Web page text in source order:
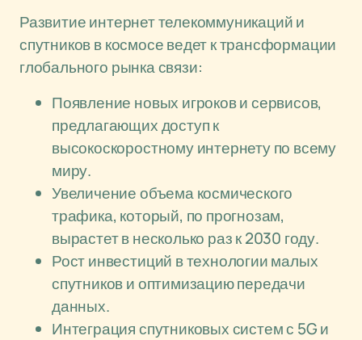
Развитие интернет телекоммуникаций и
спутников в космосе ведет к трансформации
глобального рынка связи:
Появление новых игроков и сервисов,
предлагающих доступ к
высокоскоростному интернету по всему
миру.
Увеличение объема космического
трафика, который, по прогнозам,
вырастет в несколько раз к 2030 году.
Рост инвестиций в технологии малых
спутников и оптимизацию передачи
данных.
Интеграция спутниковых систем с 5G и